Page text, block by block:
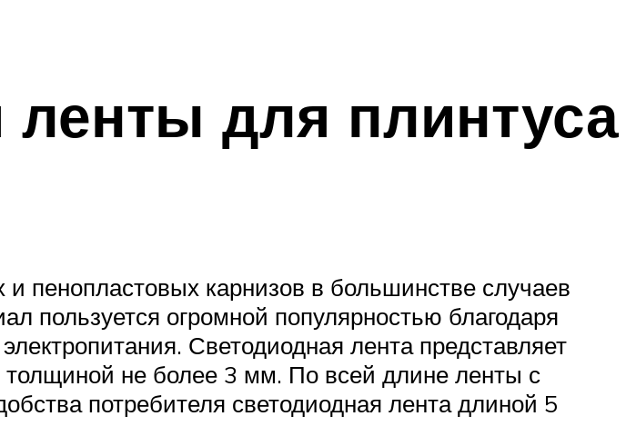
для плинтуса
пенопластовых карнизов в большинстве случаев
пользуется огромной популярностью благодаря
Светодиодная лента представляет
не более 3 мм. По всей длине ленты с
потребителя светодиодная лента длиной 5